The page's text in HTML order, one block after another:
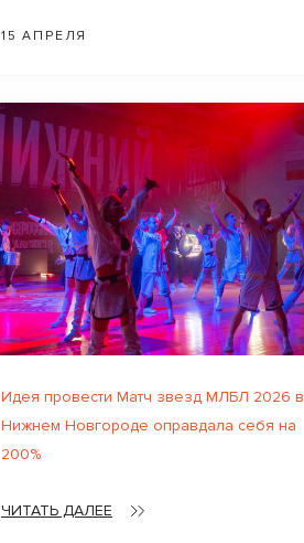
15 АПРЕЛЯ
Идея провести Матч звезд МЛБЛ 2026 в
Нижнем Новгороде оправдала себя на
200%
ЧИТАТЬ ДАЛЕЕ